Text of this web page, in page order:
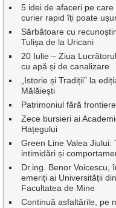
5 idei de afaceri pe
curier rapid îți poate
Sărbătoare cu
Tulișa de la Uricani
20 Iulie – Ziua
cu apă și de canalizare
„Istorie și Tradiții” la
Mălăiești
Patrimoniul fără
Zece bursieri ai
Hațegului
Green Line Valea Jiului:
intimidări și
Dr.ing. Benor Voicescu,
emeriți ai Universității
Facultatea de Mine
Continuă asfaltările, pe